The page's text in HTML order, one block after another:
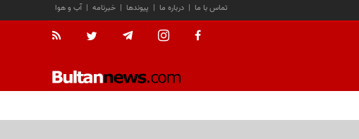
آب و هوا | خبرنامه | پیوندها | درباره ما | تماس با ما